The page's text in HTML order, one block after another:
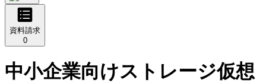
資料請求
0
中小企業向けストレージ仮想